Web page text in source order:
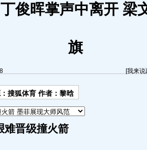
俊晖掌声中离开 梁
旗
[我来说
搜狐体育作者：黎晗
难晋级撞火箭